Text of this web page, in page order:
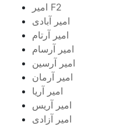
امیر F2
امیر آبادی
امیر آرتام
امیر آرسام
امیر آرسین
امیر آرمان
امیر آریا
امیر آریس
امیر آزادی